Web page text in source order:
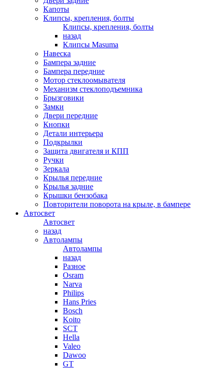
Капоты
Клипсы, крепления, болты
Клипсы, крепления, болты
назад
Клипсы Masuma
Навеска
Бампера задние
Бампера передние
Мотор стеклоомывателя
Механизм стеклоподъемника
Брызговики
Замки
Двери передние
Кнопки
Детали интерьера
Подкрылки
Защита двигателя и КПП
Ручки
Зеркала
Крылья передние
Крылья задние
Крышки бензобака
Повторители поворота на крыле, в бампере
Автосвет
Автосвет
назад
Автолампы
Автолампы
назад
Разное
Osram
Narva
Philips
Hans Pries
Bosch
Koito
SCT
Hella
Valeo
Dawoo
GT